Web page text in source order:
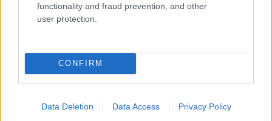
functionality and fraud prevention, and other
user protection.
CONFIRM
Data Deletion Data Access Privacy Policy
Az Opel és a Porsche ugyanakkor visszaesést
Smart, a MINI, az Opel, az Audi és a BMW zárt
növekedéssel. A Volkswagen maradt a
júniusban 17,2 százalékos, az első fél évben